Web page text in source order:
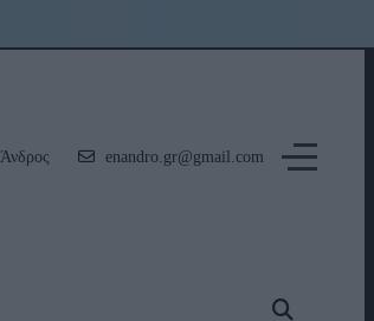
Άνδρος enandro.gr@gmail.com